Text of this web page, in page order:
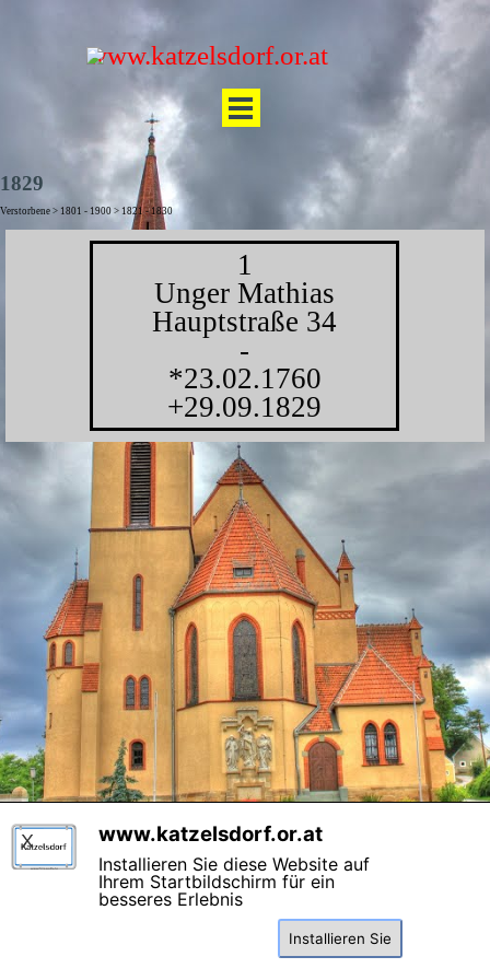
Direkt zum Seiteninhalt
www.katzelsdorf.or.at
Menü überspringen
1829
Verstorbene > 1801 - 1900 > 1821 - 1830
1
Unger Mathias
Hauptstraße 34
-
*23.02.1760
+29.09.1829
Impressum Datenschutz Webmaster
Besucher:
Heute:
8
Gestern:
www.katzelsdorf.or.at
Installieren Sie diese Website auf
Ihrem Startbildschirm für ein
besseres Erlebnis
Installieren Sie
X
Diese Seite benutzt Cookies , lesen Sie bitte die Datenschutzhinweise.
Einverstanden